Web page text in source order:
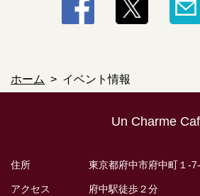
ホーム イベント情報
Un Charme
住所 東京都府中市府中町１-
アクセス 府中駅徒歩２分